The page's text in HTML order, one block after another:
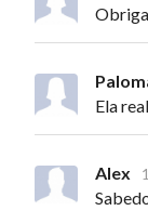
Ela
Alex